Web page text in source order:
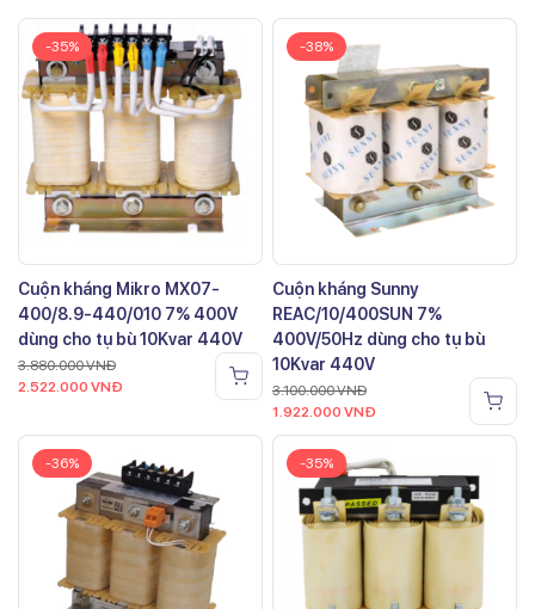
-35%
Cuộn kháng Mikro MX07-
400/8.9-440/010 7% 400V
dùng cho tụ bù 10Kvar 440V
3.880.000VNĐ
2.522.000 VNĐ
-38%
Cuộn kháng Sunny
REAC/10/400SUN 7%
400V/50Hz dùng cho tụ bù
10Kvar 440V
3.100.000VNĐ
1.922.000 VNĐ
-36% -35%